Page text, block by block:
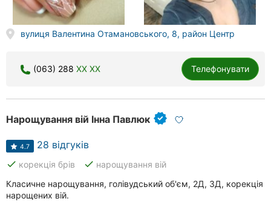
вулиця Валентина Отамановського, 8, район Центр
(063) 288 XX XX Телефонувати
Нарощування вій Інна Павлюк
4.7 28 відгуків
done корекція брів done нарощування вій
Класичне нарощування, голівудський об'єм, 2Д, 3Д, корекція
нарощених вій.